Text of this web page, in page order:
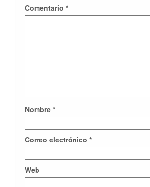
Comentario *
Nombre *
Correo electrónico *
Web